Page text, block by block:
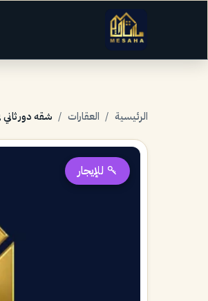
الرئيسية / العقارات / شقه دور ثاني
للإيجار